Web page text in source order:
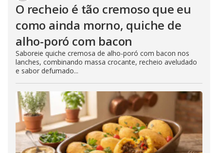
O recheio é tão cremoso que eu
como ainda morno, quiche de
alho-poró com bacon
Saboreie quiche cremosa de alho-poró com bacon nos
lanches, combinando massa crocante, recheio aveludado
e sabor defumado...